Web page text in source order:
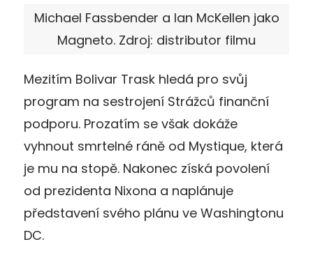
Michael Fassbender a Ian McKellen jako
Magneto. Zdroj: distributor filmu
Mezitím Bolivar Trask hledá pro svůj
program na sestrojení Strážců finanční
podporu. Prozatím se však dokáže
vyhnout smrtelné ráně od Mystique, která
je mu na stopě. Nakonec získá povolení
od prezidenta Nixona a naplánuje
představení svého plánu ve Washingtonu
DC.